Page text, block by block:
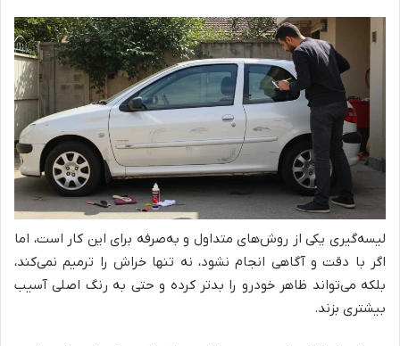
لیسه‌گیری یکی از روش‌های متداول و به‌صرفه برای این کار است، اما
اگر با دقت و آگاهی انجام نشود، نه تنها خراش را ترمیم نمی‌کند،
بلکه می‌تواند ظاهر خودرو را بدتر کرده و حتی به رنگ اصلی آسیب
بیشتری بزند.